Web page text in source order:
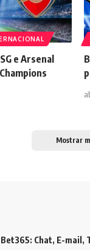
e Arsenal
Mostrar
Chat, E-mail,